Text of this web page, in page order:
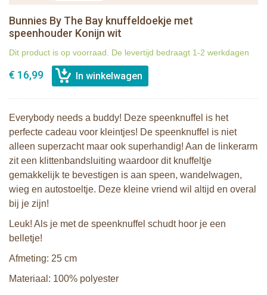
Bunnies By The Bay knuffeldoekje met
speenhouder Konijn wit
Dit product is op voorraad. De levertijd bedraagt 1-2 werkdagen
€ 16,99
Everybody needs a buddy! Deze speenknuffel is het
perfecte cadeau voor kleintjes! De speenknuffel is niet
alleen superzacht maar ook superhandig! Aan de linkerarm
zit een klittenbandsluiting waardoor dit knuffeltje
gemakkelijk te bevestigen is aan speen, wandelwagen,
wieg en autostoeltje. Deze kleine vriend wil altijd en overal
bij je zijn!
Leuk! Als je met de speenknuffel schudt hoor je een
belletje!
Afmeting: 25 cm
Materiaal: 100% polyester